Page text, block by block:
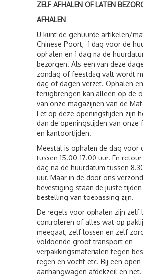
ZELF AFHALEN OF LATEN
AFHALEN
U kunt de gehuurde artikelen/
Chinese Poort, 1 dag voor de
ophalen en 1 dag na de
bezorgen. Als een van deze
zondag of feestdag valt wordt
dag of dagen verzet. Ophalen en
terugbrengen kan alleen op de
van onze magazijnen van de
Let op deze openingstijden zijn
dan de openingstijden van onze
en kantoortijden.
Meestal is ophalen de dag voor
tussen 15.00-17.00 uur. En
dag na de huurdatum tussen
uur. Maar in de door ons
bevestiging staan de juiste
bestelling van toepassing zijn.
De regels voor ophalen zijn zelf
controleren of alles wat op
meegaat, zelf lossen en zelf
voldoende groot transport en
verpakkingsmaterialen tegen
regen en vocht etc. Bij een open
aanhangwagen afdekzeil en net.